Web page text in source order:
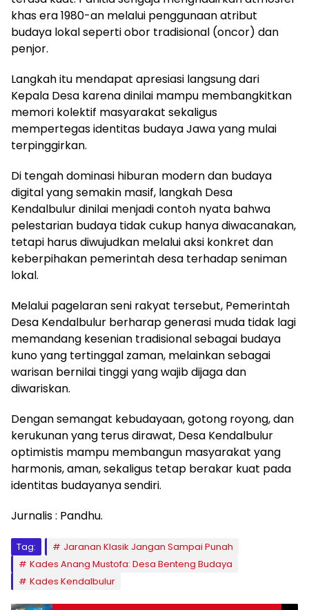
khas era 1980-an melalui penggunaan atribut
budaya lokal seperti obor tradisional (oncor) dan
penjor.
Langkah itu mendapat apresiasi langsung dari
Kepala Desa karena dinilai mampu membangkitkan
memori kolektif masyarakat sekaligus
mempertegas identitas budaya Jawa yang mulai
terpinggirkan.
Di tengah dominasi hiburan modern dan budaya
digital yang semakin masif, langkah Desa
Kendalbulur dinilai menjadi contoh nyata bahwa
pelestarian budaya tidak cukup hanya diwacanakan,
tetapi harus diwujudkan melalui aksi konkret dan
keberpihakan pemerintah desa terhadap seniman
lokal.
Melalui pagelaran seni rakyat tersebut, Pemerintah
Desa Kendalbulur berharap generasi muda tidak lagi
memandang kesenian tradisional sebagai budaya
kuno yang tertinggal zaman, melainkan sebagai
warisan bernilai tinggi yang wajib dijaga dan
diwariskan.
Dengan semangat kebudayaan, gotong royong, dan
kerukunan yang terus dirawat, Desa Kendalbulur
optimistis mampu membangun masyarakat yang
harmonis, aman, sekaligus tetap berakar kuat pada
identitas budayanya sendiri.
Jurnalis : Pandhu.
Tag:
Jaranan Klasik Jangan Sampai Punah
Kades Anang Mustofa: Desa Benteng Budaya
Kades Kendalbulur